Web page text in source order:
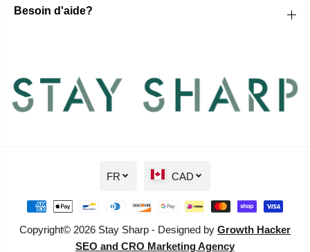
Besoin d'aide?
Copyright© 2026 Stay Sharp - Designed by Growth Hacker
SEO and CRO Marketing Agency
FR CAD